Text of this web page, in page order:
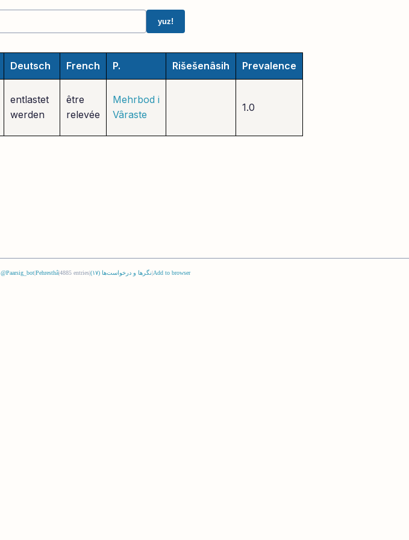
yuz!
Deutsch French P. Rišešenâsih Prevalence
entlastet
werden
être
relevée
Mehrbod i
Vâraste
1.0
@Paarsig_bot|Pehresthâ|4885 entries| نگرها و درخواست‌ها (١٧) |Add to browser